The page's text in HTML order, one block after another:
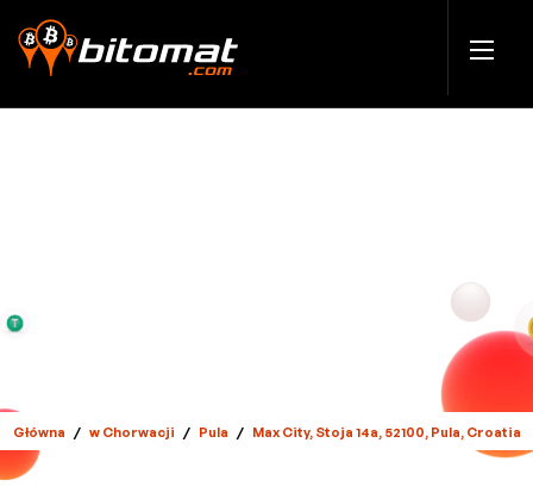
Główna / w Chorwacji / Pula / Max City, Stoja 14a, 52100, Pula, Croatia